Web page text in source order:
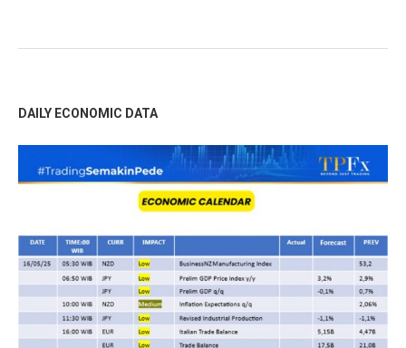
DAILY ECONOMIC DATA